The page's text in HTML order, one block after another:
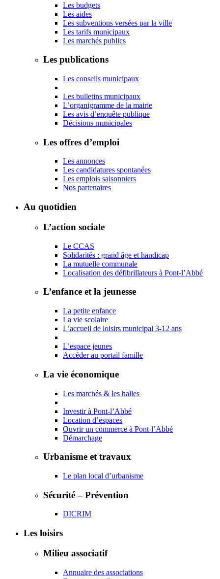
Les budgets
Les aides
Les subventions versées par la ville
Les tarifs municipaux
Les marchés publics
Les publications
Les conseils municipaux
Les bulletins municipaux
L’organigramme de la mairie
Les avis d’enquête publique
Décisions municipales
Les offres d’emploi
Les annonces
Les candidatures spontanées
Les emplois saisonniers
Nos partenaires
Au quotidien
L’action sociale
Le CCAS
Solidarités : grand âge et handicap
La mutuelle communale
Localisation des défibrillateurs à Pont-l’Abbé
L’enfance et la jeunesse
La petite enfance
La vie scolaire
L’accueil de loisirs municipal 3-12 ans
L’espace jeunes
Accéder au portail famille
La vie économique
Les marchés & les halles
Investir à Pont-l’Abbé
Location d’espaces
Ouvrir un commerce à Pont-l’Abbé
Démarchage
Urbanisme et travaux
Le plan local d’urbanisme
Sécurité – Prévention
DICRIM
Les loisirs
Milieu associatif
Annuaire des associations